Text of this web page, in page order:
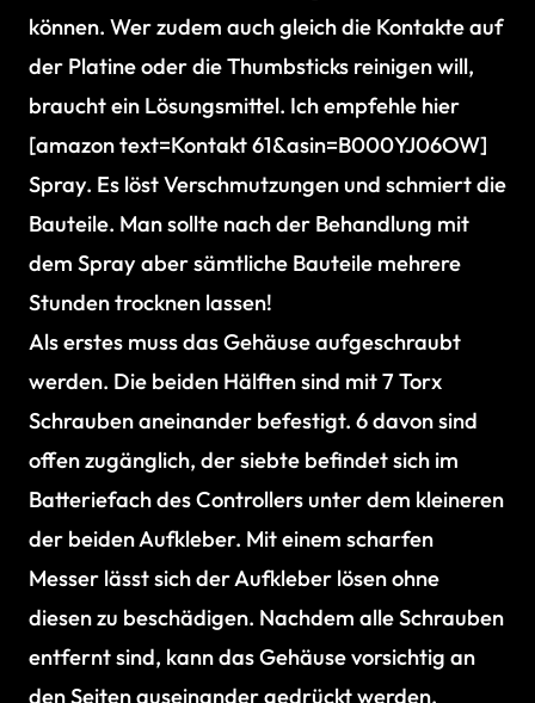
können. Wer zudem auch gleich die Kontakte auf
der Platine oder die Thumbsticks reinigen will,
braucht ein Lösungsmittel. Ich empfehle hier
[amazon text=Kontakt 61&asin=B000YJ06OW]
Spray. Es löst Verschmutzungen und schmiert die
Bauteile. Man sollte nach der Behandlung mit
dem Spray aber sämtliche Bauteile mehrere
Stunden trocknen lassen!
Als erstes muss das Gehäuse aufgeschraubt
werden. Die beiden Hälften sind mit 7 Torx
Schrauben aneinander befestigt. 6 davon sind
offen zugänglich, der siebte befindet sich im
Batteriefach des Controllers unter dem kleineren
der beiden Aufkleber. Mit einem scharfen
Messer lässt sich der Aufkleber lösen ohne
diesen zu beschädigen. Nachdem alle Schrauben
entfernt sind, kann das Gehäuse vorsichtig an
den Seiten auseinander gedrückt werden.